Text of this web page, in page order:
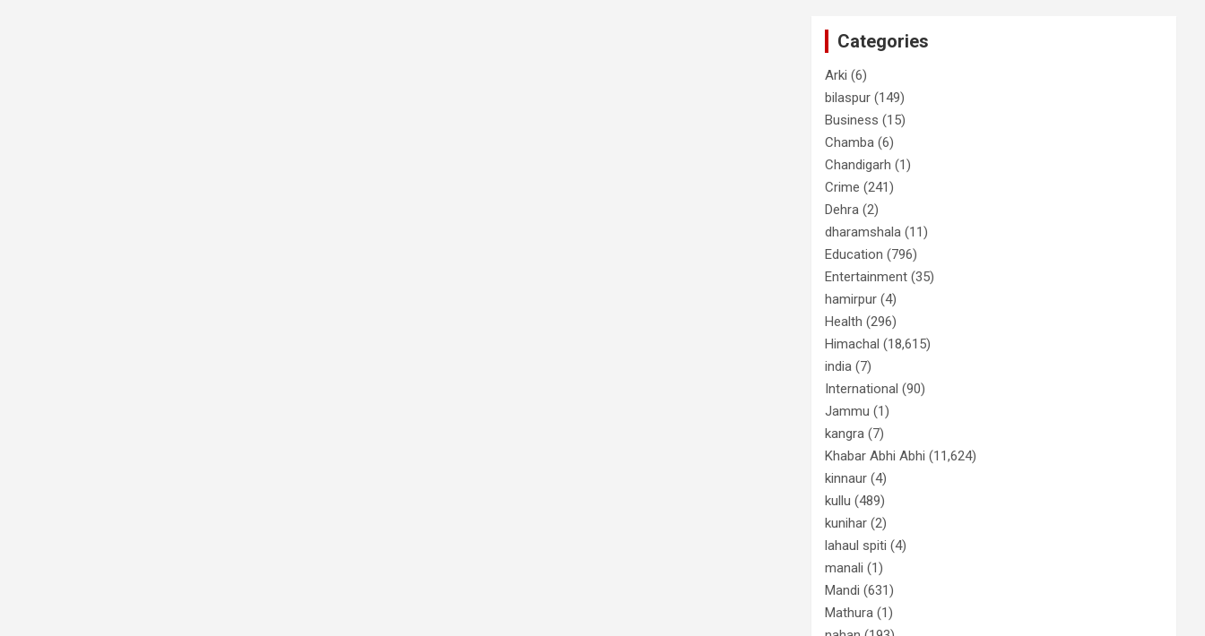
Categories
Arki (6)
bilaspur (149)
Business (15)
Chamba (6)
Chandigarh (1)
Crime (241)
Dehra (2)
dharamshala (11)
Education (796)
Entertainment (35)
hamirpur (4)
Health (296)
Himachal (18,615)
india (7)
International (90)
Jammu (1)
kangra (7)
Khabar Abhi Abhi (11,624)
kinnaur (4)
kullu (489)
kunihar (2)
lahaul spiti (4)
manali (1)
Mandi (631)
Mathura (1)